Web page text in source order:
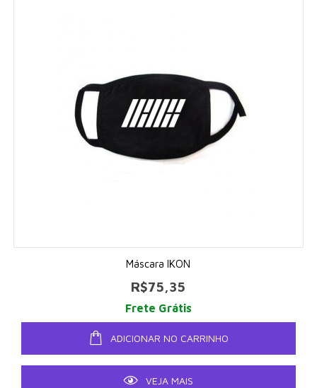
Máscara IKON
R$75,35
Frete Grátis
ADICIONAR NO CARRINHO
VEJA MAIS